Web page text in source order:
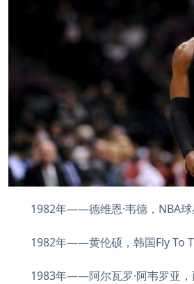
1982年——德维恩·韦德，NBA球
1982年——黄伦硕，韩国Fly To
1983年——阿尔瓦罗·阿韦罗亚，